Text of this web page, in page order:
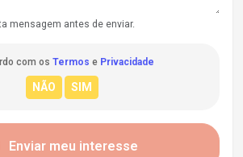
mensagem antes de enviar.
com os Termos e Privacidade
Enviar meu interesse